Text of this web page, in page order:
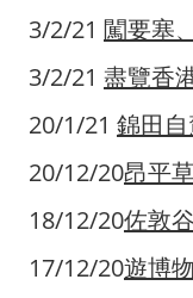
3/2/21 闖要塞
3/2/21 盡覽香
20/1/21 錦田
20/12/20昂平
18/12/20佐敦
17/12/20遊博